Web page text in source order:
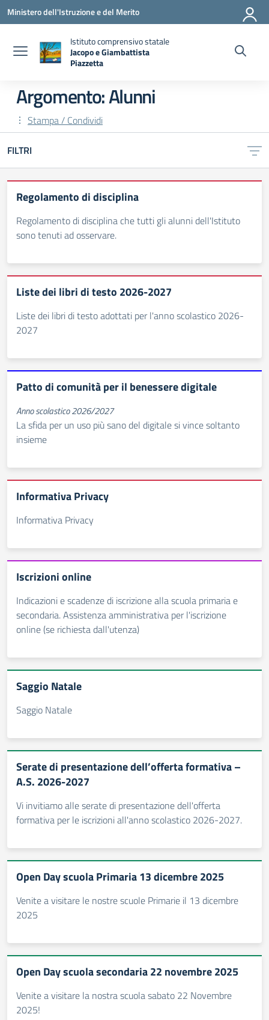
Vai ai contenuti
Vai al menu di navigazione
Vai al footer
Ministero dell'Istruzione e del Merito
Istituto comprensivo statale
Jacopo e Giambattista
Piazzetta
Argomento: Alunni
Stampa / Condividi
FILTRI
Regolamento di disciplina
Regolamento di disciplina che tutti gli alunni dell'Istituto
sono tenuti ad osservare.
Liste dei libri di testo 2026-2027
Liste dei libri di testo adottati per l'anno scolastico 2026-
2027
Patto di comunità per il benessere digitale
Anno scolastico 2026/2027
La sfida per un uso più sano del digitale si vince soltanto
insieme
Informativa Privacy
Informativa Privacy
Iscrizioni online
Indicazioni e scadenze di iscrizione alla scuola primaria e
secondaria. Assistenza amministrativa per l'iscrizione
online (se richiesta dall'utenza)
Saggio Natale
Saggio Natale
Serate di presentazione dell’offerta formativa –
A.S. 2026-2027
Vi invitiamo alle serate di presentazione dell'offerta
formativa per le iscrizioni all'anno scolastico 2026-2027.
Open Day scuola Primaria 13 dicembre 2025
Venite a visitare le nostre scuole Primarie il 13 dicembre
2025
Open Day scuola secondaria 22 novembre 2025
Venite a visitare la nostra scuola sabato 22 Novembre
2025!